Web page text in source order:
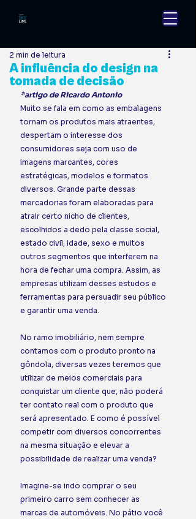
A influência do design na
tomada de decisão
2 min de leitura
*artigo de Ricardo Antonio
Muito se fala em como as embalagens
tornam os produtos mais atraentes,
despertam o interesse dos
consumidores seja com uso de
imagens marcantes, cores
estratégicas, modelos e formatos
diversos. Grande parte dessas
mercadorias foram elaboradas para
atrair certo nicho de clientes,
escolhidos a dedo pela classe social,
estado civil, idade, sexo e muitos
outros segmentos que interferem na
hora de fechar uma compra. Assim, as
empresas utilizam desses estudos e
ferramentas para persuadir seu público
e garantir uma venda.
No ramo imobiliário, nem sempre
contamos com o produto pronto na
gôndola, diversas vezes teremos que
utilizar de meios comerciais para
conquistar um cliente que, não poderá
ter contato real com o produto que
será apresentado. E como é possível
competir com diversos concorrentes
na mesma situação e elevar a
possibilidade de realizar uma venda?
Imagine-se indo comprar o seu
primeiro carro sem conhecer as
marcas de automóveis. No pátio você